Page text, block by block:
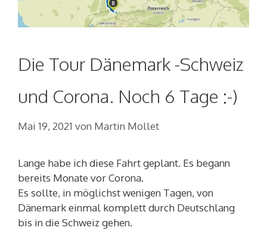
Die Tour Dänemark -Schweiz
und Corona. Noch 6 Tage :-)
Mai 19, 2021 von Martin Mollet
Lange habe ich diese Fahrt geplant. Es begann
bereits Monate vor Corona.
Es sollte, in möglichst wenigen Tagen, von
Dänemark einmal komplett durch Deutschlang
bis in die Schweiz gehen.